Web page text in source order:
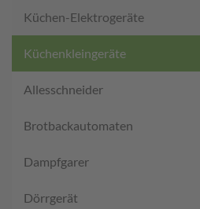
Küchen-Elektrogeräte
Küchenkleingeräte
Allesschneider
Brotbackautomaten
Dampfgarer
Dörrgerät